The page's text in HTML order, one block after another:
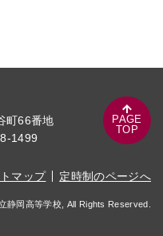
町66番地
1499
マップ 定時制のページへ
静岡高等学校, All Rights Reserved.
PAGE
TOP